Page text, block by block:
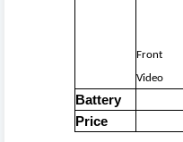
Front
Video
Battery
Price